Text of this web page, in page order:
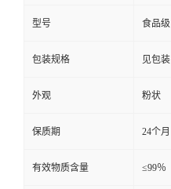
型号 食品级
包装规格 见包装
外观 粉状
保质期 24个月
有效物质含量 ≤99％